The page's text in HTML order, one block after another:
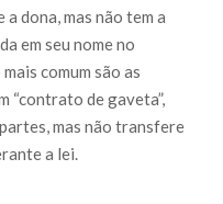
dona, mas não tem a
em seu nome no
comum são as
“contrato de gaveta”,
mas não transfere
a lei.